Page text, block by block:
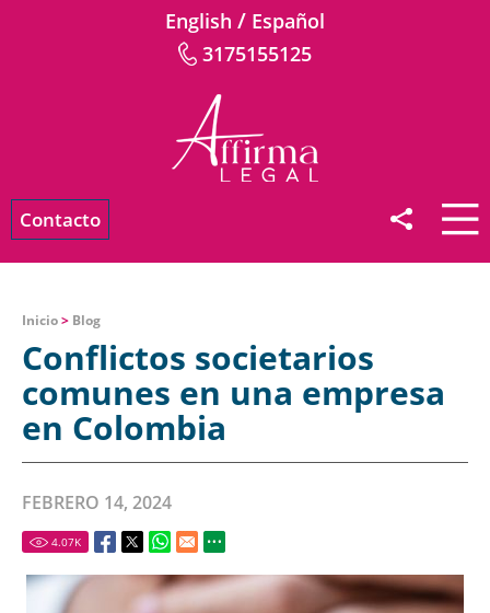
English / Español
3175155125
Contacto
Inicio> Blog
Conflictos societarios
comunes en una empresa
en Colombia
FEBRERO 14, 2024
4.07K